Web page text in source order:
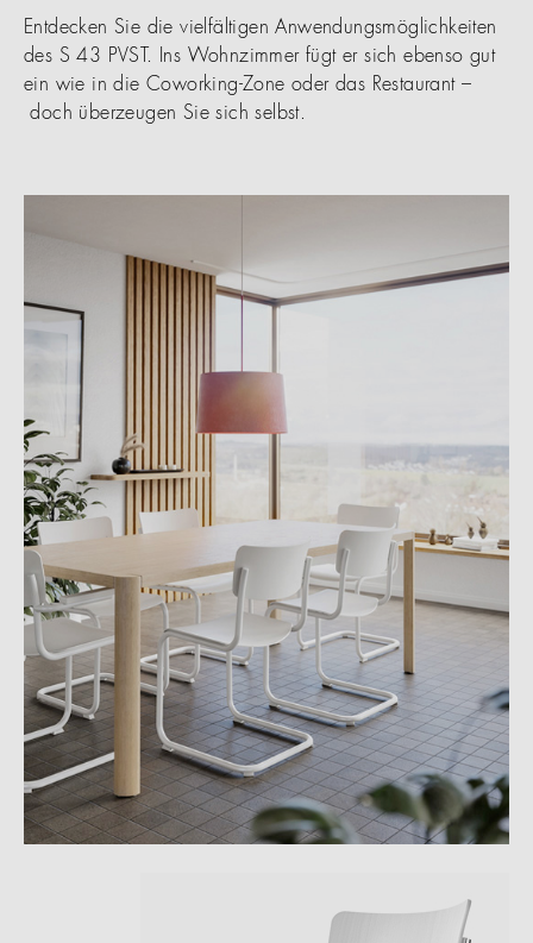
Entdecken Sie die vielfältigen Anwendungsmöglichkeiten
des S 43 PVST. Ins Wohnzimmer fügt er sich ebenso gut
ein wie in die Coworking-Zone oder das Restaurant –
doch überzeugen Sie sich selbst.